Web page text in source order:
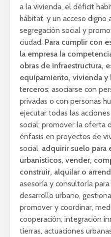
a la vivienda, el déficit
hábitat, y un acceso digno
segregación social y
ciudad. Para cumplir con
la empresa la
obras de infraestructura,
equipamiento, vivienda y
terceros; asociarse con
privadas o con personas
ejecutar todas las
social; promover la oferta
énfasis en proyectos de
social, adquirir suelo para
urbanísticos, vender,
construir, alquilar o
asesoría y consultoría
desarrollo urbano,
promover y coordinar,
cooperación, integración
tierras, actuaciones